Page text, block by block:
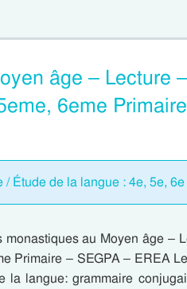
âge – Lecture
6eme
Étude de la langue : 4e, 5e,
monastiques au Moyen âge –
Primaire – SEGPA – EREA
la langue: grammaire